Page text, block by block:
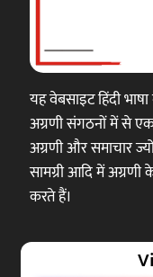
यह वेबसाइट हिंदी
अग्रणी संगठनों में से
अग्रणी और समाचार
सामग्री आदि में अग्रणी
करते हैं।